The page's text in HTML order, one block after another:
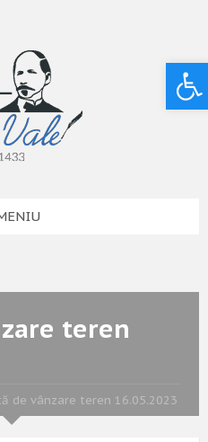
teren
de vânzare teren 16.05.2023
Deschide bara de unelte